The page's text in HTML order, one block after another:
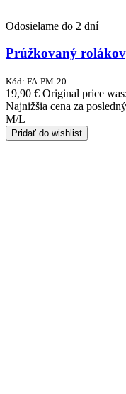
Odosielame do 2 dní
Prúžkovaný
Kód: FA-PM-20
19,90€ Original price
Najnižšia cena za
M/L
Pridať do wishlist